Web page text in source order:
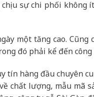
sự chi phối không
một tăng cao.
đó phải kể đến
tín hàng đầu chuyên
chất lượng, mẫu mã